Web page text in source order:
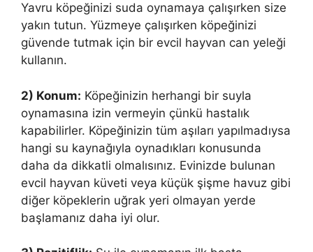
Yavru köpeğinizi suda oynamaya çalışırken size
yakın tutun. Yüzmeye çalışırken köpeğinizi
güvende tutmak için bir evcil hayvan can yeleği
kullanın.
2) Konum: Köpeğinizin herhangi bir suyla
oynamasına izin vermeyin çünkü hastalık
kapabilirler. Köpeğinizin tüm aşıları yapılmadıysa
hangi su kaynağıyla oynadıkları konusunda
daha da dikkatli olmalısınız. Evinizde bulunan
evcil hayvan küveti veya küçük şişme havuz gibi
diğer köpeklerin uğrak yeri olmayan yerde
başlamanız daha iyi olur.